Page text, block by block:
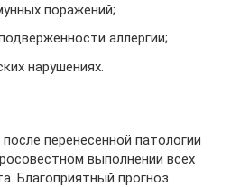
поражений;
аллергии;
нарушениях.
перенесенной патологии
выполнении всех
Благоприятный прогноз